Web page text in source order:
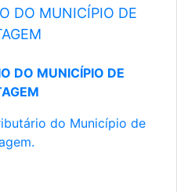
DO MUNICÍPIO DE
DO MUNICÍPIO DE
do Município de